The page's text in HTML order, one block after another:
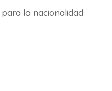
la nacionalidad